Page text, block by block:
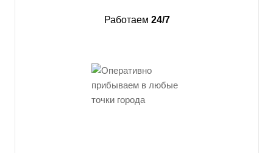
Работаем 24/7